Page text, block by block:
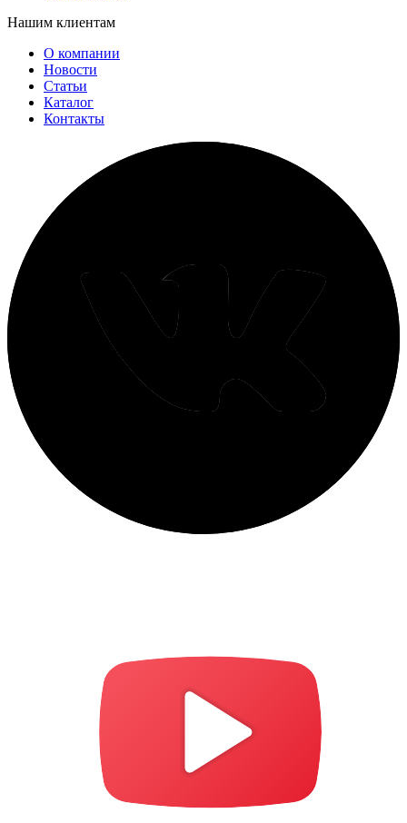
Нашим клиентам
О компании
Новости
Статьи
Каталог
Контакты